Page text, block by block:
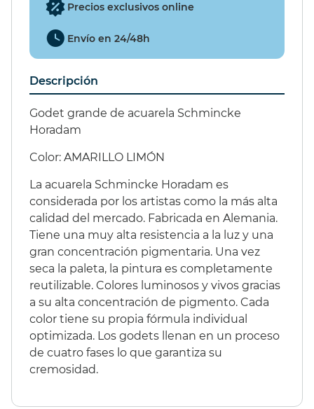
42,12 € Precios exclusivos online
Envío en 24/48h
Descripción
Godet grande de acuarela Schmincke
Horadam
Color: AMARILLO LIMÓN
La acuarela Schmincke Horadam es
considerada por los artistas como la más alta
calidad del mercado. Fabricada en Alemania.
Tiene una muy alta resistencia a la luz y una
gran concentración pigmentaria. Una vez
seca la paleta, la pintura es completamente
reutilizable. Colores luminosos y vivos gracias
a su alta concentración de pigmento. Cada
color tiene su propia fórmula individual
optimizada. Los godets llenan en un proceso
de cuatro fases lo que garantiza su
cremosidad.